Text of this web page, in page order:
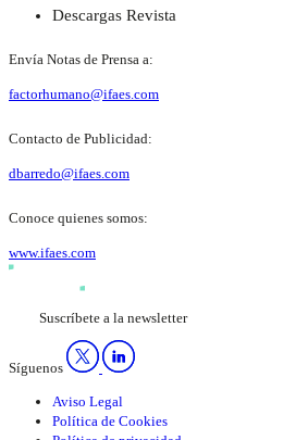
Descargas Revista
Envía Notas de Prensa a:
factorhumano@ifaes.com
Contacto de Publicidad:
dbarredo@ifaes.com
Conoce quienes somos:
www.ifaes.com
Suscríbete a la newsletter
Síguenos
Aviso Legal
Política de Cookies